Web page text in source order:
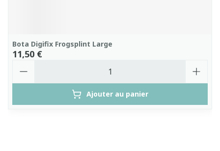
Bota Digifix Frogsplint Large
11,50 €
Ajouter au panier